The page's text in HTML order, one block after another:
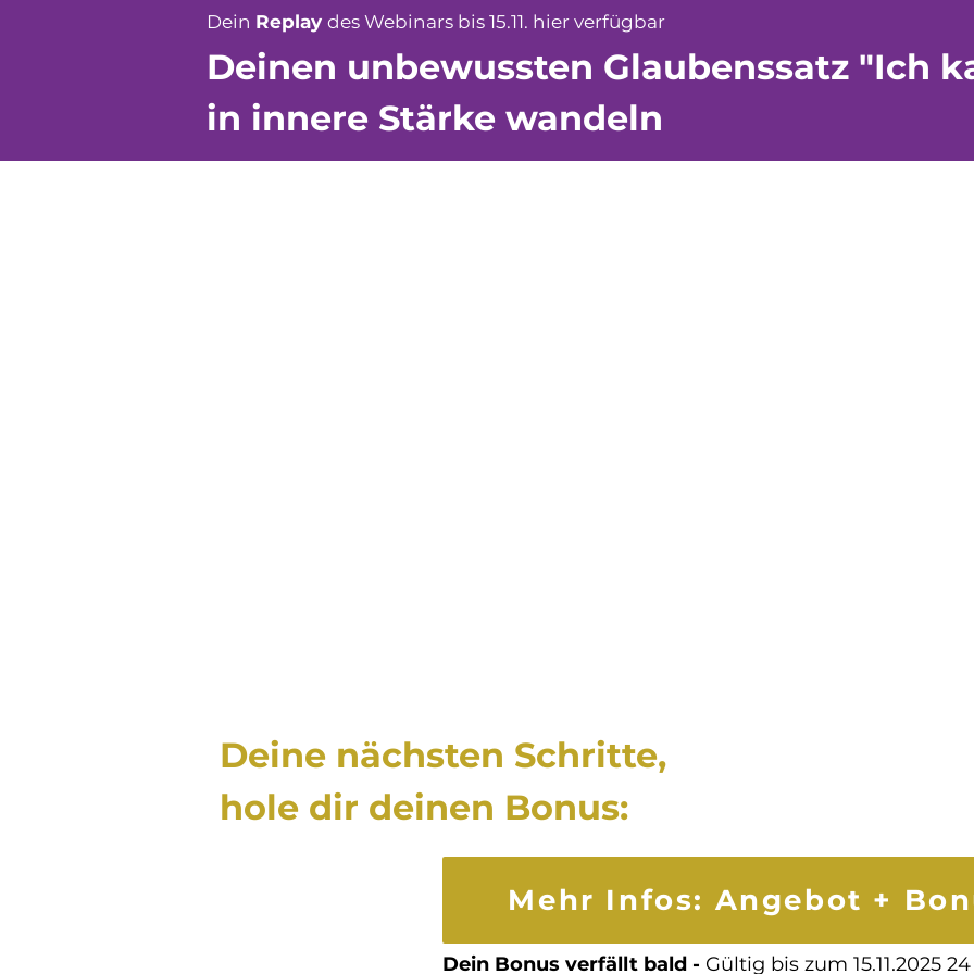
Dein Replay des Webinars bis 15.11. hier verfügbar
Deinen unbewussten Glaubenssatz "Ich
in innere Stärke wandeln
Deine nächsten Schritte,
hole dir deinen Bonus:
Mehr Infos: Angebot +
Dein Bonus verfällt bald - Gültig bis zum 15.11.2025